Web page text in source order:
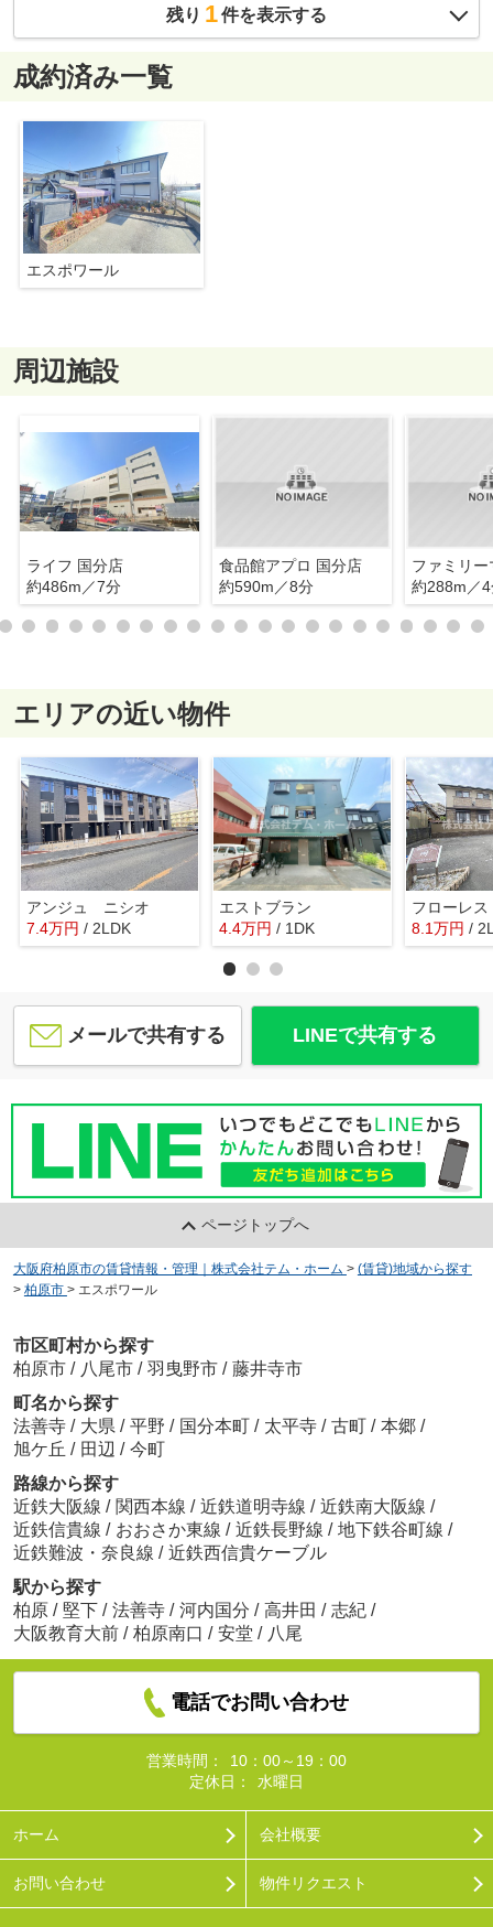
残り 1件を表示する
成約済み一覧
エスポワール
周辺施設
ライフ 国分店
約486m／7分
食品館アプロ 国分店
約590m／8分
約288m／
エリアの近い物件
アンジュ ニシオ
7.4万円 / 2LDK
エストブラン
4.4万円 / 1DK
フローレ
8.1万円 /
メールで共有する LINEで共有する
ページトップへ
大阪府柏原市の賃貸情報・管理｜株式会社テム・ホーム > (賃貸)地域から探す
> 柏原市 > エスポワール
市区町村から探す
柏原市 / 八尾市 / 羽曳野市 / 藤井寺市
町名から探す
法善寺 / 大県 / 平野 / 国分本町 / 太平寺 / 古町 / 本郷 /
旭ケ丘 / 田辺 / 今町
路線から探す
近鉄大阪線 / 関西本線 / 近鉄道明寺線 / 近鉄南大阪線 /
近鉄信貴線 / おおさか東線 / 近鉄長野線 / 地下鉄谷町線 /
近鉄難波・奈良線 / 近鉄西信貴ケーブル
駅から探す
柏原 / 堅下 / 法善寺 / 河内国分 / 高井田 / 志紀 /
大阪教育大前 / 柏原南口 / 安堂 / 八尾
電話でお問い合わせ
営業時間：
10：00～19：00
定休日：
水曜日
ホーム 会社概要
お問い合わせ 物件リクエスト